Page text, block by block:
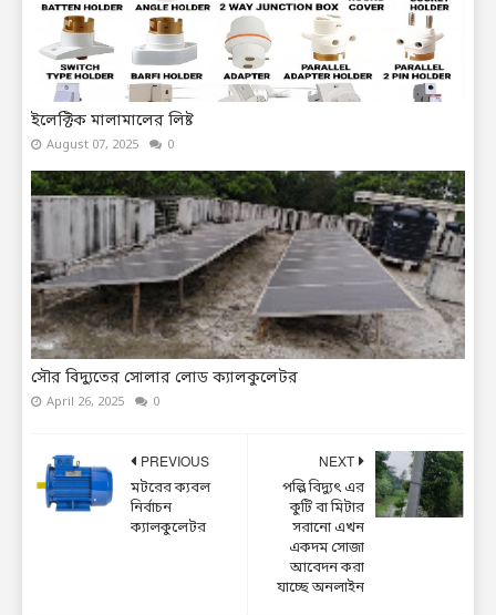
ইলেক্টিক মালামালের লিষ্ট
August 07, 2025 0
সৌর বিদ্যুতের সোলার লোড ক্যালকুলেটর
April 26, 2025 0
NEXT
পল্লি বিদ্যুৎ এর
কুটি বা মিটার
সরানো এখন
একদম সোজা
আবেদন করা
যাচ্ছে অনলাইন
PREVIOUS
মটরের ক্যবল
নির্বাচন
ক্যালকুলেটর